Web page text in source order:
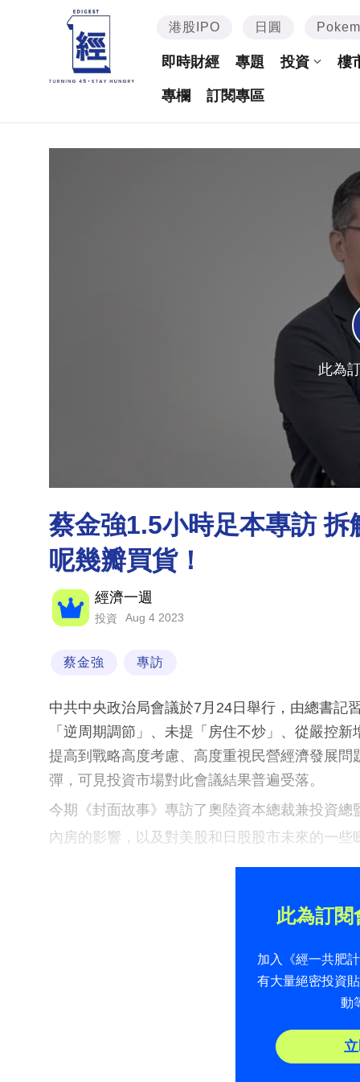
港股IPO 日圓
即時財經 專題 投資 樓
專欄 訂閱專區
此為
蔡金強1.5小時足本專訪
呢幾瓣買貨！
經濟一週
投資 Aug 4 2023
蔡金強 專訪
中共中央政治局會議於7月24日舉行，由總書記
「逆周期調節」、未提「房住不炒」、從嚴控
提高到戰略高度考慮、高度重視民營經濟發展
彈，可見投資市場對此會議結果普遍受落。
今期《封面故事》專訪了奧陸資本總裁兼投資
內房的影響，以及對美股和日股股市未來的一些
此為訂
加入《經一共肥
有大量絕密投資
動